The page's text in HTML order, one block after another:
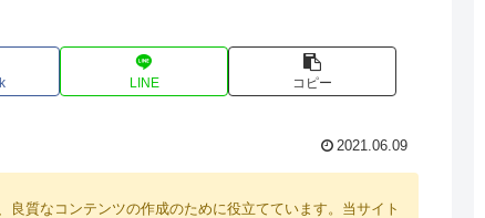
LINE コピー
2021.06.09
質なコンテンツの作成のために役立てています。当サイト